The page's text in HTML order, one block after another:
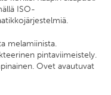
ISO-
melamiinista.
pintaviimeistely.
Ovet avautuvat